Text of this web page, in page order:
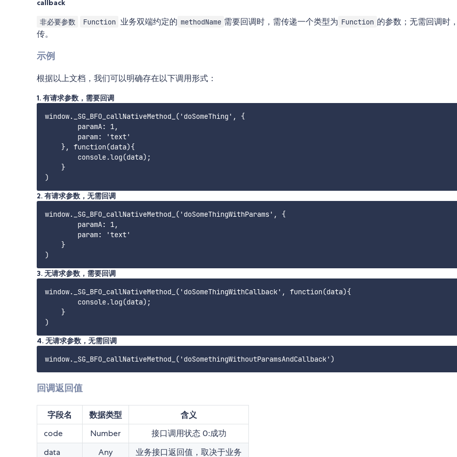
callback
非必要参数 Function 业务双端约定的 methodName 需要回调时，需传递一个类型为 Function 的参数；无需回调时
传。
示例
根据以上文档，我们可以明确存在以下调用形式：
1. 有请求参数，需要回调
window._SG_BFO_callNativeMethod_('doSomeThing', {
        paramA: 1,
        param: 'text'
    }, function(data){
        console.log(data);
    }
2. 有请求参数，无需回调
window._SG_BFO_callNativeMethod_('doSomeThingWithParams', {
        paramA: 1,
        param: 'text'
    }
3. 无请求参数，需要回调
window._SG_BFO_callNativeMethod_('doSomeThingWithCallback', function(data){
        console.log(data);
    }
4. 无请求参数，无需回调
回调返回值
字段名 数据类型 含义
code Number
接口调用状态 0:成功
data
Any 业务接口返回值，取决于业务